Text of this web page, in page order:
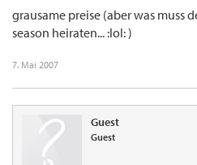
grausame preise (aber was muss
season heiraten... :lol: )
7. Mai 2007
Guest
Guest